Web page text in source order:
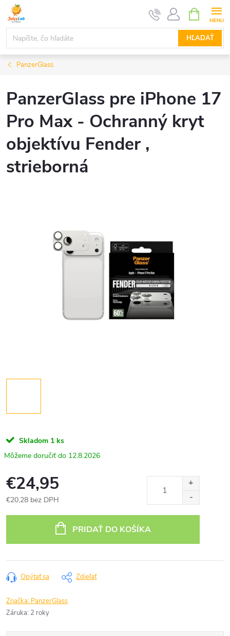
Prejsť
obsah
HĽADAŤ
KOŠÍK
PanzerGlass
PanzerGlass pre iPhone 17
Pro Max - Ochranný kryt
objektívu Fender ,
strieborná
Skladom 1 ks
12.8.2026
€24,95
€20,28 bez DPH
PRIDAŤ DO KOŠÍKA
Opýtať sa Zdieľať
Značka: PanzerGlass
Záruka: 2 roky